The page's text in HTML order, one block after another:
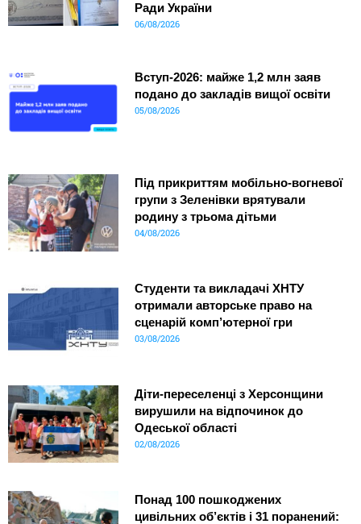
Ради України
06/08/2026
Вступ-2026: майже 1,2 млн заяв
подано до закладів вищої освіти
05/08/2026
Під прикриттям мобільно-вогневої
групи з Зеленівки врятували
родину з трьома дітьми
04/08/2026
Студенти та викладачі ХНТУ
отримали авторське право на
сценарій комп’ютерної гри
03/08/2026
Діти-переселенці з Херсонщини
вирушили на відпочинок до
Одеської області
02/08/2026
Понад 100 пошкоджених
цивільних об’єктів і 31 поранений: